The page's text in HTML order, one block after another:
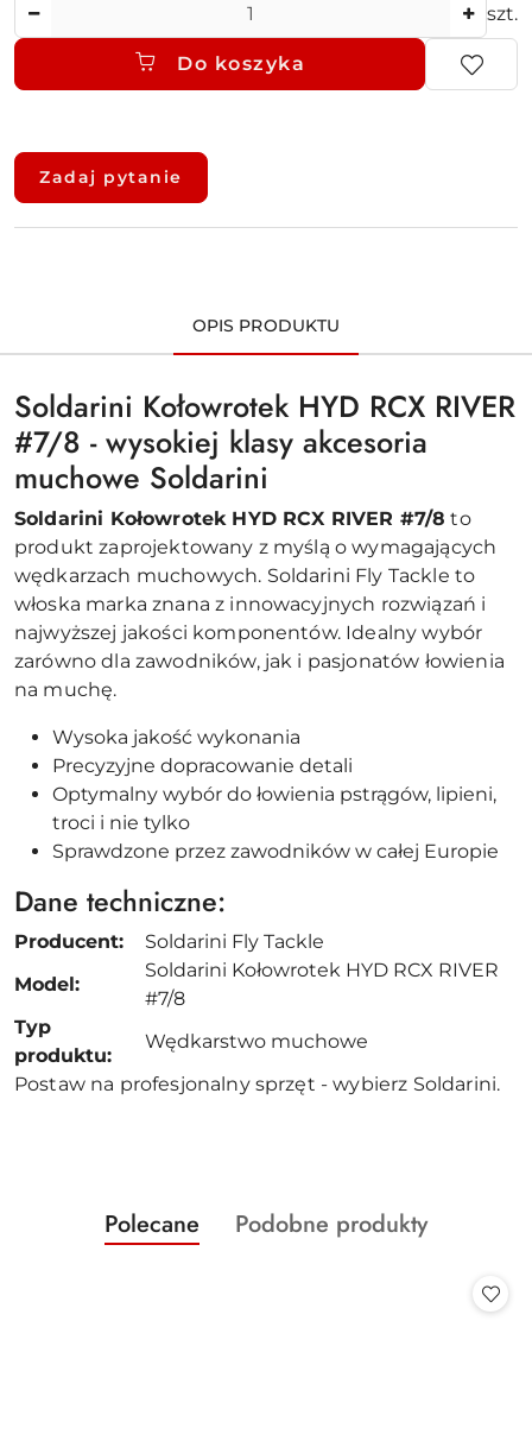
szt.
Do koszyka
Dostępność
dostawa
Zadaj pytanie
OPIS PRODUKTU
Soldarini Kołowrotek HYD RCX RIVER
#7/8 - wysokiej klasy akcesoria
muchowe Soldarini
Soldarini Kołowrotek HYD RCX RIVER #7/8 to
produkt zaprojektowany z myślą o wymagających
wędkarzach muchowych. Soldarini Fly Tackle to
włoska marka znana z innowacyjnych rozwiązań i
najwyższej jakości komponentów. Idealny wybór
zarówno dla zawodników, jak i pasjonatów łowienia
na muchę.
Wysoka jakość wykonania
Precyzyjne dopracowanie detali
Optymalny wybór do łowienia pstrągów, lipieni,
troci i nie tylko
Sprawdzone przez zawodników w całej Europie
Dane techniczne:
Producent:
Soldarini Fly Tackle
Model:
Soldarini Kołowrotek HYD RCX RIVER
#7/8
Typ
produktu:
Wędkarstwo muchowe
Postaw na profesjonalny sprzęt - wybierz Soldarini.
Pomiń karuzelę produktów
Produkty
o
Polecane
Produkty
Podobne produkty